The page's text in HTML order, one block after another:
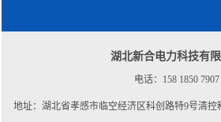
湖北新合电力科技有
电话：158 1850 7907
地址：湖北省孝感市临空经济区科创路特9号清